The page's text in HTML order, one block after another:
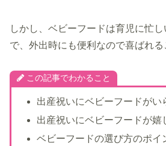
しかし、ベビーフードは育児に忙
で、外出時にも便利なので喜ばれ
この記事でわかること
出産祝いにベビーフードがい
出産祝いにベビーフードが嬉
ベビーフードの選び方のポイ